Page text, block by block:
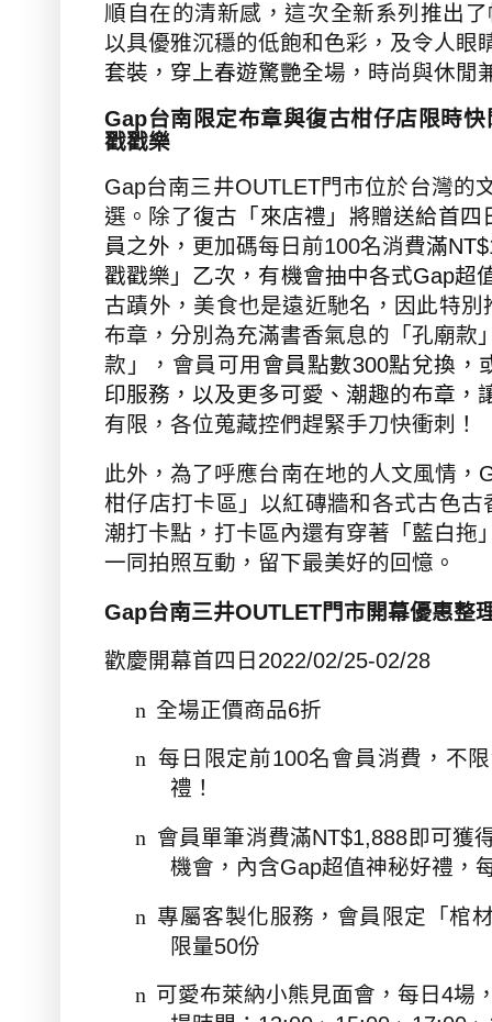
順自在的清新感，這次全新系列推出
以具優雅沉穩的低飽和色彩，及令人眼
套裝，穿上春遊驚艷全場，時尚與休閒
Gap台南限定布章與復古柑仔店限時快
戳戳樂
Gap台南三井OUTLET門市位於台灣的
選。除了復古「來店禮」將贈送給首四
員之外， 更加碼每日前100名消費滿
戳戳樂」乙次，有機會抽中各式Gap超
古蹟外，美食也是遠近馳名，因此特別
布章，分別為充滿書香氣息的 「 孔廟款
款」，會員可用 會員點數300點兌換，
印服務，以及更多可愛、潮趣的布章，
有限，各位蒐藏控們趕緊手刀快衝刺！
此外，為了呼應台南在地的人文風情，
柑仔店打卡區」以紅磚牆和各式古色
潮打卡點，打卡區內還有穿著「藍白拖
一同拍照互動，留下最美好的回憶。
Gap台南三井OUTLET門市開幕優惠整
歡慶開幕首四日 2022/02/25-02/28
n 全場正價商品6折
n 每日限定前100名會員消費，不
禮！
n 會員單筆消費滿NT$1,888即可獲
機會，內含Gap超值神秘好禮，
n 專屬客製化服務，會員限定「棺
限量50份
n 可愛布萊納小熊見面會，每日 4場